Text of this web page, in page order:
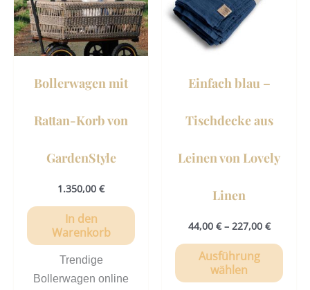
Bollerwagen mit
Rattan-Korb von
GardenStyle
1.350,00 €
In den
Warenkorb
Trendige
Bollerwagen online
Einfach blau –
Tischdecke aus
Leinen von Lovely
Linen
44,00 €– 227,00 €
Ausführung
wählen